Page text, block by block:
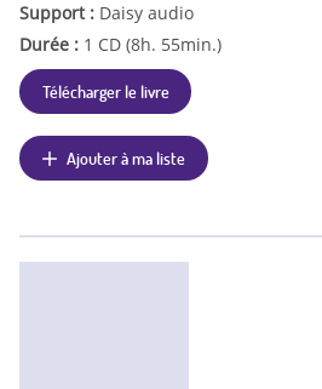
Support : Daisy audio
Durée : 1 CD (8h. 55min.)
Télécharger le livre
Ajouter à ma liste